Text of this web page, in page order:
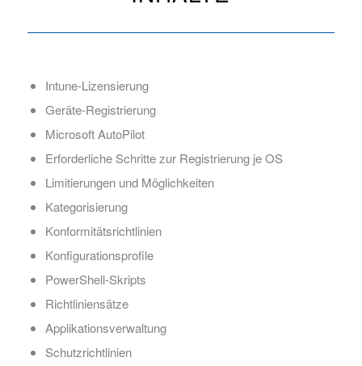
Intune-Lizensierung
Geräte-Registrierung
Microsoft AutoPilot
Erforderliche Schritte zur Registrierung je OS
Limitierungen und Möglichkeiten
Kategorisierung
Konformitätsrichtlinien
Konfigurationsprofile
PowerShell-Skripts
Richtliniensätze
Applikationsverwaltung
Schutzrichtlinien